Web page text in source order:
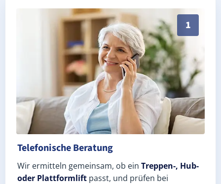
1
Persönliche Treppenlift-Beratung in Zeestow 14641
Telefonische Beratung
Wir ermitteln gemeinsam, ob ein Treppen-, Hub-
oder Plattformlift passt, und prüfen bei